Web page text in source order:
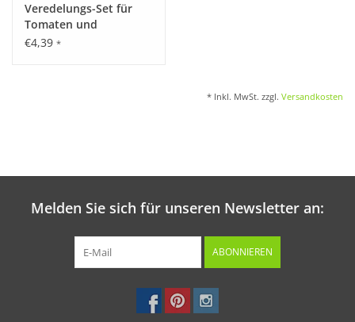
Veredelungs-Set für
Tomaten und
Auberginen
€4,39 *
* Inkl. MwSt. zzgl. Versandkosten
Melden Sie sich für unseren Newsletter an:
ABONNIEREN